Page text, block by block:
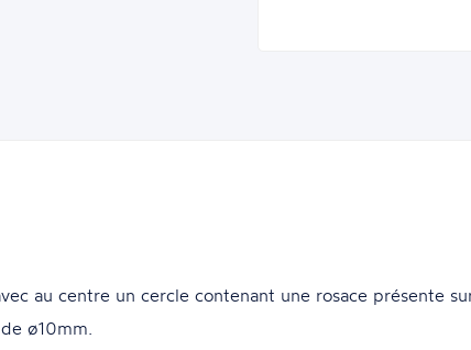
au centre un cercle contenant une rosace présente
ø10mm.